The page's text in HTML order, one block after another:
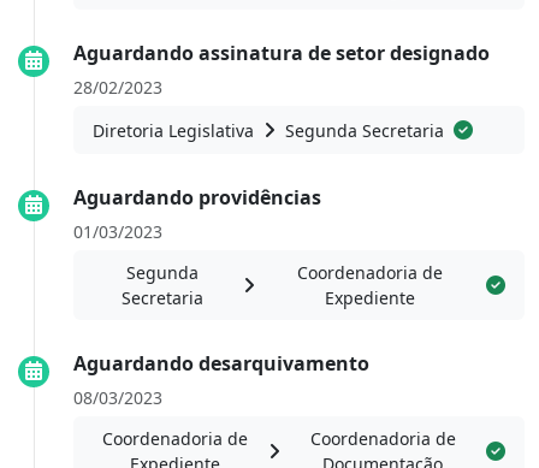
Aguardando assinatura de setor designado
28/02/2023
Diretoria Legislativa
Segunda Secretaria
Aguardando providências
01/03/2023
Segunda
Secretaria
Coordenadoria de
Expediente
Aguardando desarquivamento
08/03/2023
Coordenadoria de
Coordenadoria de